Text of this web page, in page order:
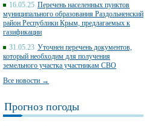
16.05.25 Перечень населенных пунктов
муниципального образования Раздольненский
район Республики Крым, предлагаемых к
газификации
31.05.23 Уточнен перечень документов,
который необходим для получения
земельного участка участникам СВО
Все новости →
Прогноз погоды